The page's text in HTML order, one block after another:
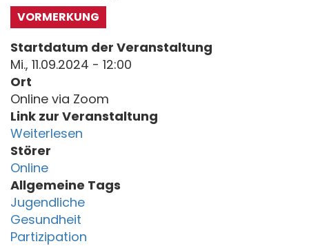
VORMERKUNG
Startdatum der Veranstaltung
Mi., 11.09.2024 - 12:00
Ort
Online via Zoom
Link zur Veranstaltung
Weiterlesen
Störer
Online
Allgemeine Tags
Jugendliche
Gesundheit
Partizipation